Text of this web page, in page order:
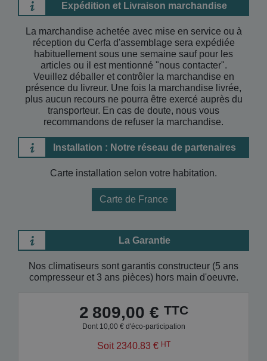
Expédition et Livraison marchandise
La marchandise achetée avec mise en service ou à
réception du Cerfa d'assemblage sera expédiée
habituellement sous une semaine sauf pour les
articles ou il est mentionné "nous contacter".
Veuillez déballer et contrôler la marchandise en
présence du livreur. Une fois la marchandise livrée,
plus aucun recours ne pourra être exercé auprès du
transporteur. En cas de doute, nous vous
recommandons de refuser la marchandise.
Installation : Notre réseau de partenaires
Carte installation selon votre habitation.
Carte de France
La Garantie
Nos climatiseurs sont garantis constructeur (5 ans
compresseur et 3 ans pièces) hors main d'oeuvre.
2 809,00 € TTC
Dont 10,00 € d'éco-participation
Soit 2340.83 € HT